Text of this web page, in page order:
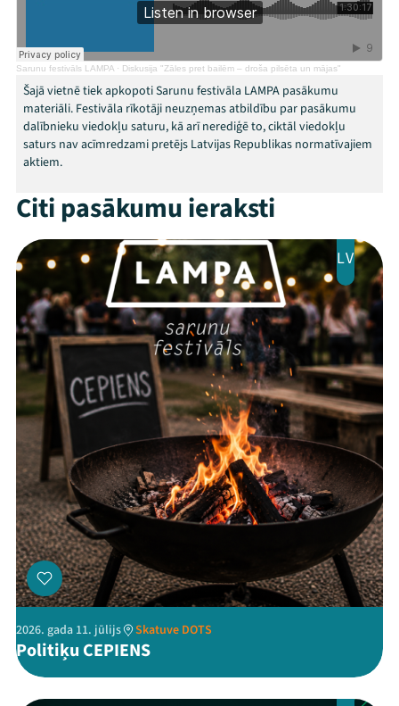
Viņi bija LAMPĀ 2026
Jaunumi
Veikals
Kontakti
ThreadsFacebookYoutube
X Instagram
Flick TikTok
Sarunu festivāls LAMPA · Diskusija "Zāles pret bailēm – droša pilsēta un mājas"
Šajā vietnē tiek apkopoti Sarunu festivāla LAMPA pasākumu
materiāli. Festivāla rīkotāji neuzņemas atbildību par pasākumu
dalībnieku viedokļu saturu, kā arī nerediģē to, ciktāl viedokļu
saturs nav acīmredzami pretējs Latvijas Republikas normatīvajiem
aktiem.
Citi pasākumu ieraksti
LV
2026. gada 11. jūlijs Skatuve DOTS
Politiķu CEPIENS